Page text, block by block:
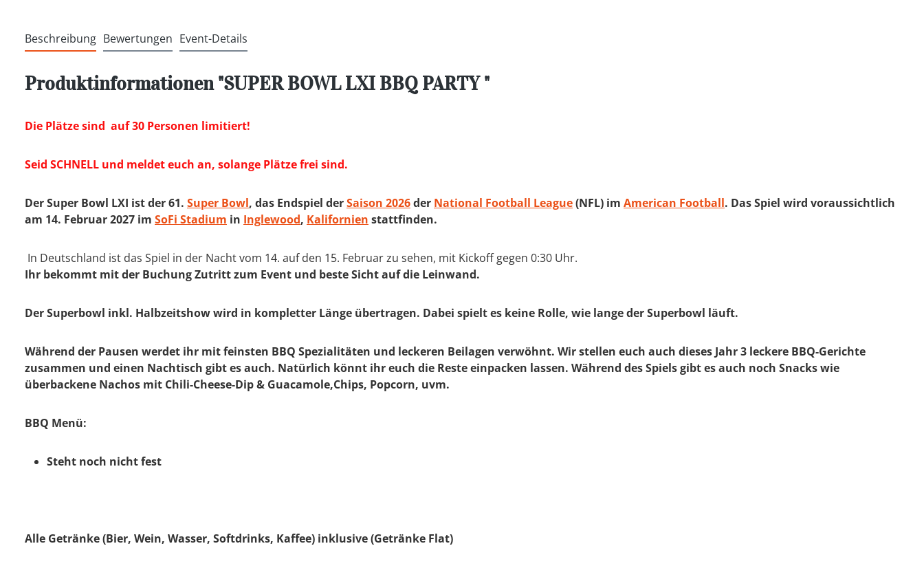
Beschreibung Bewertungen Event-Details
Produktinformationen "SUPER BOWL LXI BBQ PARTY "
Die Plätze sind auf 30 Personen limitiert!
Seid SCHNELL und meldet euch an, solange Plätze frei sind.
Der Super Bowl LXI ist der 61. Super Bowl, das Endspiel derSaison 2026der National Football League(NFL) im American Football. Das Spiel wird voraussichtlich
am 14. Februar 2027 im SoFi Stadium in Inglewood, Kalifornien stattfinden.
In Deutschland ist das Spiel in der Nacht vom 14. auf den 15. Februar zu sehen, mit Kickoff gegen 0:30 Uhr.
Ihr bekommt mit der Buchung Zutritt zum Event und beste Sicht auf die Leinwand.
Der Superbowl inkl. Halbzeitshow wird in kompletter Länge übertragen. Dabei spielt es keine Rolle, wie lange der Superbowl läuft.
Während der Pausen werdet ihr mit feinsten BBQ Spezialitäten und leckeren Beilagen verwöhnt. Wir stellen euch auch dieses Jahr 3 leckere BBQ-Gerichte
zusammen und einen Nachtisch gibt es auch. Natürlich könnt ihr euch die Reste einpacken lassen. Während des Spiels gibt es auch noch Snacks wie
überbackene Nachos mit Chili-Cheese-Dip & Guacamole,Chips, Popcorn, uvm.
BBQ Menü:
Steht noch nicht fest
Alle Getränke (Bier, Wein, Wasser, Softdrinks, Kaffee) inklusive (Getränke Flat)